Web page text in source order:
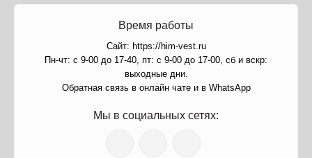
Время работы
Сайт: https://him-vest.ru
Пн-чт: с 9-00 до 17-40, пт: с 9-00 до 17-00, сб и вскр:
выходные дни.
Обратная связь в онлайн чате и в WhatsApp
Мы в социальных сетях: